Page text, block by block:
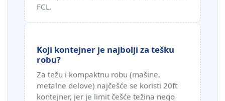
FCL.
Koji kontejner je najbolji za tešku
robu?
Za težu i kompaktnu robu (mašine,
metalne delove) najčešće se koristi 20ft
kontejner, jer je limit češće težina nego